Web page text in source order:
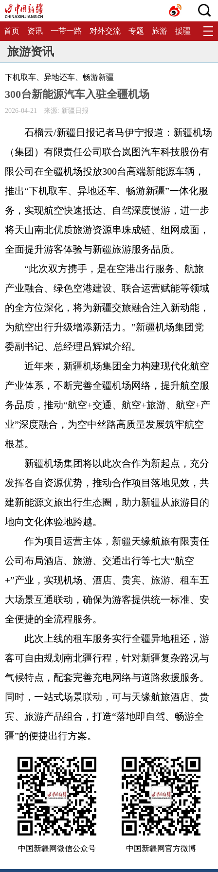
首页 资讯 一带一路 对外交流 专题 旅游 援疆 生态
旅游资讯
下机取车、异地还车、畅游新疆
300台新能源汽车入驻全疆机场
2026-04-21 来源: 新疆日报
石榴云/新疆日报记者马伊宁报道：新疆机场
（集团）有限责任公司联合岚图汽车科技股份有
限公司在全疆机场投放300台高端新能源车辆，
推出“下机取车、异地还车、畅游新疆”一体化服
务，实现航空快速抵达、自驾深度慢游，进一步
将天山南北优质旅游资源串珠成链、组网成面，
全面提升游客体验与新疆旅游服务品质。
“此次双方携手，是在空港出行服务、航旅
产业融合、绿色空港建设、联合运营赋能等领域
的全方位深化，将为新疆交旅融合注入新动能，
为航空出行升级增添新活力。”新疆机场集团党
委副书记、总经理吕辉斌介绍。
近年来，新疆机场集团全力构建现代化航空
产业体系，不断完善全疆机场网络，提升航空服
务品质，推动“航空+交通、航空+旅游、航空+产
业”深度融合，为空中丝路高质量发展筑牢航空
根基。
新疆机场集团将以此次合作为新起点，充分
发挥各自资源优势，推动合作项目落地见效，共
建新能源文旅出行生态圈，助力新疆从旅游目的
地向文化体验地跨越。
作为项目运营主体，新疆天缘航旅有限责任
公司布局酒店、旅游、交通出行等七大“航空
+”产业，实现机场、酒店、贵宾、旅游、租车五
大场景互通联动，确保为游客提供统一标准、安
全便捷的全流程服务。
此次上线的租车服务实行全疆异地租还，游
客可自由规划南北疆行程，针对新疆复杂路况与
气候特点，配套完善充电网络与道路救援服务。
同时，一站式场景联动，可与天缘航旅酒店、贵
宾、旅游产品组合，打造“落地即自驾、畅游全
疆”的便捷出行方案。
中国新疆网微信公众号 中国新疆网官方微博